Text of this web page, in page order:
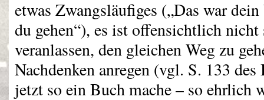
etwas Zwangsläufiges („Das war
du gehen“), es ist offensichtlich
veranlassen, den gleichen Weg zu
Nachdenken anregen (vgl. S. 133
jetzt so ein Buch mache – so ehrlich